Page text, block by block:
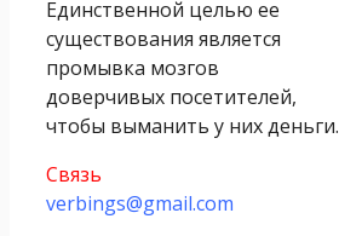
Единственной целью ее
существования является
промывка мозгов
доверчивых посетителей,
чтобы выманить у них деньги.
Связь
verbings@gmail.com